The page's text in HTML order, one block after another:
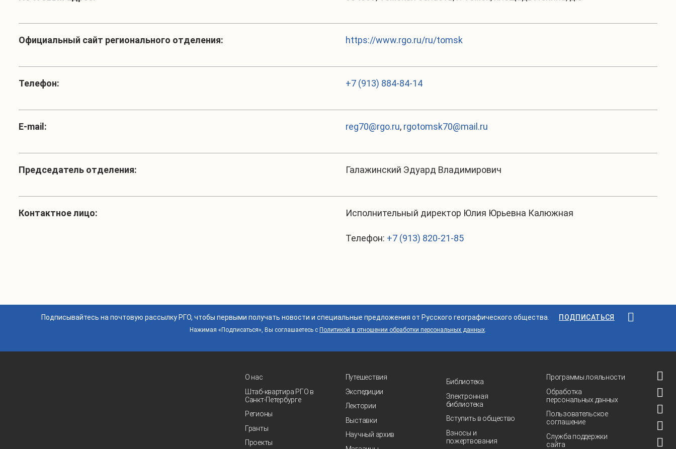
Официальный сайт регионального отделения: https://www.rgo.ru/ru/tomsk
Телефон: +7 (913) 884-84-14
Е-mail: reg70@rgo.ru, rgotomsk70@mail.ru
Председатель отделения: Галажинский Эдуард Владимирович
Контактное лицо: Исполнительный директор Юлия Юрьевна Калюжная
Телефон: +7 (913) 820-21-85
Подписывайтесь на почтовую рассылку РГО, чтобы первыми получать новости и специальные предложения от Русского географического общества. ПОДПИСАТЬСЯ
Нажимая «Подписаться», Вы соглашаетесь с Политикой в отношении обработки персональных данных.
О нас
Штаб-квартира РГО в
Санкт‑Петербурге
Регионы
Гранты
Проекты
Путешествия
Экспедиции
Лектории
Выставки
Научный архив
Библиотека
Электронная
библиотека
Вступить в общество
Взносы и
пожертвования
Программы лояльности
Обработка
персональных данных
Пользовательское
соглашение
Служба поддержки
сайта